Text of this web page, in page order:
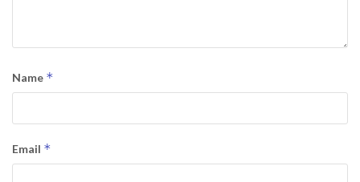
Name *
Email *